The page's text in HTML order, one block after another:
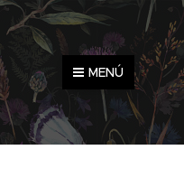
MENÚ